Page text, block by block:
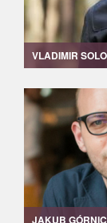
VLADIMIR
JAKUB